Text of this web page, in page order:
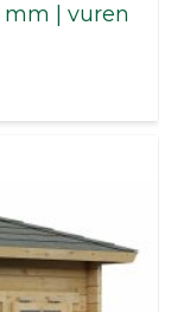
| vuren